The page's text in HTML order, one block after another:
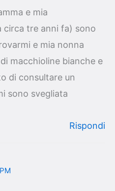
e mia
tre anni fa) sono
e mia nonna
macchioline bianche e
di consultare un
sono svegliata
Rispondi